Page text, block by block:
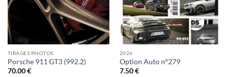
TIRAGES PHOTOS
Porsche 911 GT3 (992.2)
70.00€
2026
Option Auto n°279
7.50€